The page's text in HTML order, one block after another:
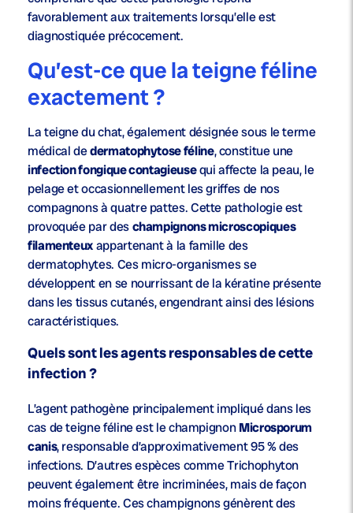
favorablement aux traitements lorsqu’elle est
diagnostiquée précocement.
Qu’est-ce que la teigne féline
exactement ?
La teigne du chat, également désignée sous le terme
médical dedermatophytose féline, constitue une
infection fongique contagieusequi affecte la peau, le
pelage et occasionnellement les griffes de nos
compagnons à quatre pattes. Cette pathologie est
provoquée par deschampignons microscopiques
filamenteuxappartenant à la famille des
dermatophytes. Ces micro-organismes se
développent en se nourrissant de la kératine présente
dans les tissus cutanés, engendrant ainsi des lésions
caractéristiques.
Quels sont les agents responsables de cette
infection ?
L’agent pathogène principalement impliqué dans les
cas de teigne féline est le champignonMicrosporum
canis, responsable d’approximativement 95 % des
infections. D’autres espèces comme Trichophyton
peuvent également être incriminées, mais de façon
moins fréquente. Ces champignons génèrent des